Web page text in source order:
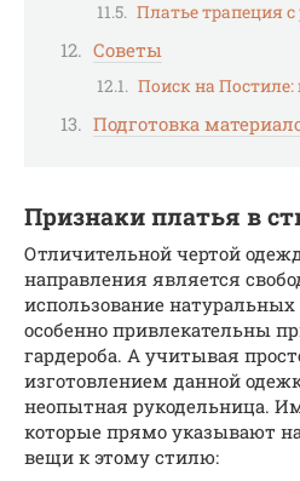
Платье трапеция
Советы
Поиск на
Подготовка
Признаки платья в
Отличительной чертой
направления является
использование натуральных
особенно привлекательны
гардероба. А учитывая
изготовлением данной
неопытная рукодельница.
которые прямо указывают
вещи к этому стилю: